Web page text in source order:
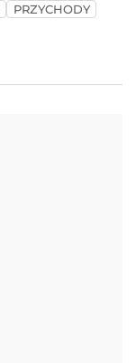
PRZYCHODY